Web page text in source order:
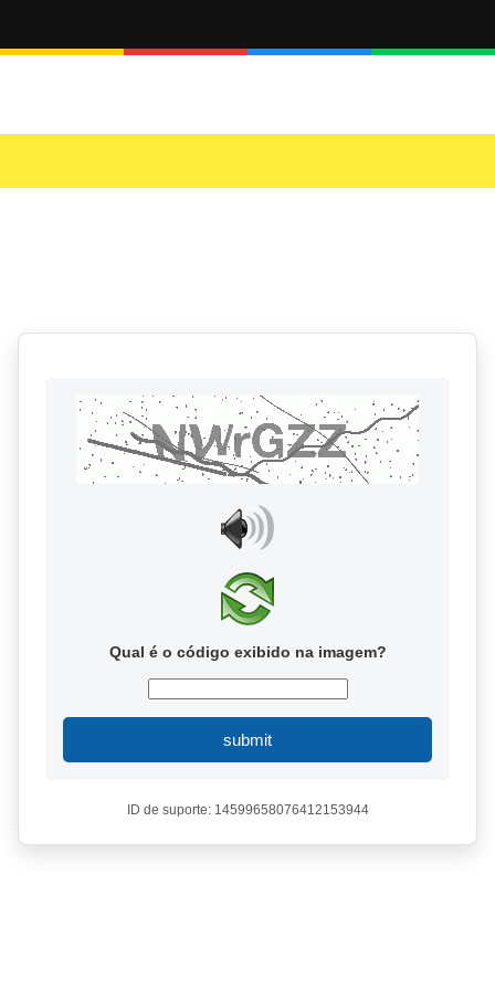
Qual é o código exibido na imagem?
submit
ID de suporte: 14599658076412153944